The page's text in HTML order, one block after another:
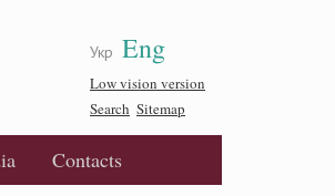
Укр Eng
Low vision version
Search Sitemap
Contacts